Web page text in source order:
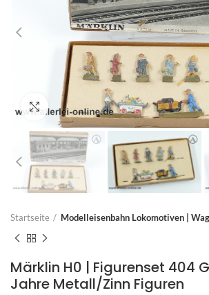
Zum Vergrößern anklicken
Startseite Modelleisenbahn Lokomotiven |
Märklin H0 | Figurenset 404
Jahre Metall/Zinn Figuren